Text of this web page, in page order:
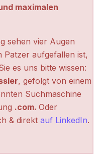
maximalen
sehen vier Augen
Patzer aufgefallen ist,
es uns bitte wissen:
, gefolgt von einem
Suchmaschine
.com. Oder
& direkt auf LinkedIn.